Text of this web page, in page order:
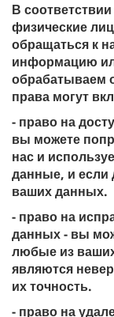
В
физические
обращаться к
информацию
обрабатываем
права могут
- право на
вы можете
нас и
данные, и если
ваших данных.
- право на
данных - вы
любые из
являются
их точность.
- право на